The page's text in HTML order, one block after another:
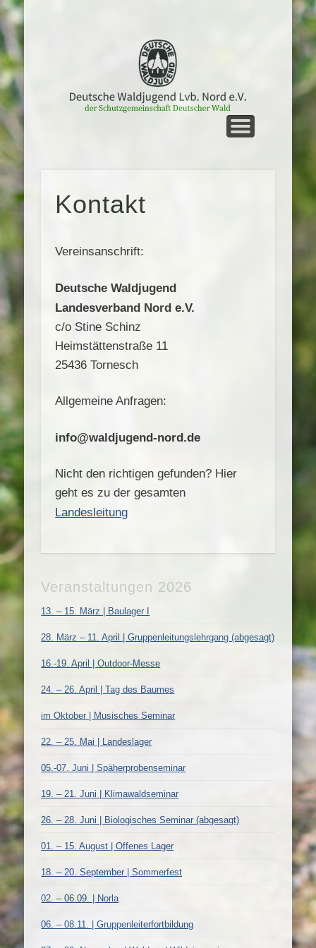
Kontakt
Vereinsanschrift:
Deutsche Waldjugend
Landesverband Nord e.V.
c/o Stine Schinz
Heimstättenstraße 11
25436 Tornesch
Allgemeine Anfragen:
info@waldjugend-nord.de
Nicht den richtigen gefunden? Hier
geht es zu der gesamten
Landesleitung
Veranstaltungen 2026
13. – 15. März | Baulager I
28. März – 11. April | Gruppenleitungslehrgang (abgesagt)
16.-19. April | Outdoor-Messe
24. – 26. April | Tag des Baumes
im Oktober | Musisches Seminar
22. – 25. Mai | Landeslager
05.-07. Juni | Späherprobenseminar
19. – 21. Juni | Klimawaldseminar
26. – 28. Juni | Biologisches Seminar (abgesagt)
01. – 15. August | Offenes Lager
18. – 20. September | Sommerfest
02. – 06.09. | Norla
06. – 08.11. | Gruppenleiterfortbildung